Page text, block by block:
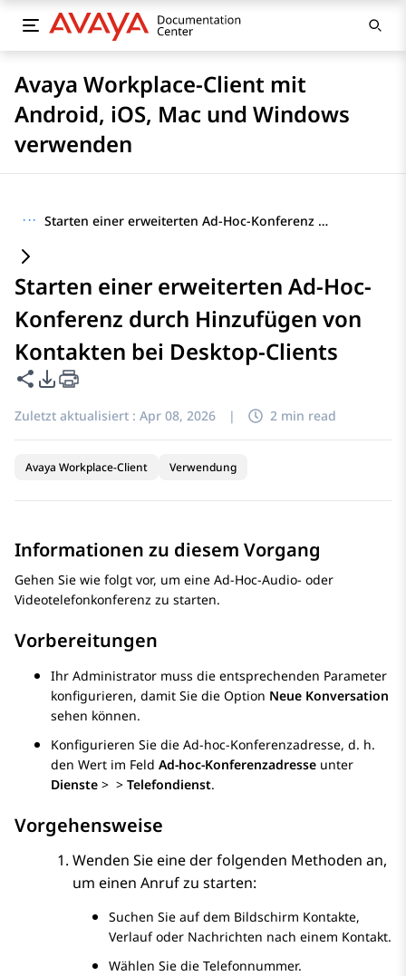
Avaya Workplace-Client mit
Android, iOS, Mac und Windows
verwenden
··· Starten einer erweiterten Ad-Hoc-Konferenz durch Hinzufügen von Kontakten bei Desktop-Clients
Starten einer erweiterten Ad-Hoc-
Konferenz durch Hinzufügen von
Kontakten bei Desktop-Clients
Diese Seite teilen
PDF-Exportoptionen
Zuletzt aktualisiert : Apr 08, 2026 | 2 min read
Avaya Workplace-Client Verwendung
Informationen zu diesem Vorgang
Gehen Sie wie folgt vor, um eine Ad-Hoc-Audio- oder
Videotelefonkonferenz zu starten.
Vorbereitungen
Ihr Administrator muss die entsprechenden Parameter
konfigurieren, damit Sie die Option Neue Konversation
sehen können.
Konfigurieren Sie die Ad-hoc-Konferenzadresse, d. h.
den Wert im Feld Ad-hoc-Konferenzadresse unter
Dienste > > Telefondienst.
Vorgehensweise
Wenden Sie eine der folgenden Methoden an,
um einen Anruf zu starten:
Suchen Sie auf dem Bildschirm Kontakte,
Verlaufoder Nachrichten nach einem Kontakt.
Wählen Sie die Telefonnummer.